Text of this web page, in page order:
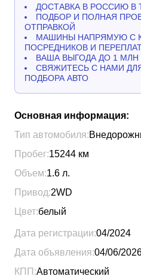
ДОСТАВКА В РОССИЮ В
ПОДБОР И ПОЛНАЯ
ОТПРАВКОЙ
МАШИНЫ НАПРЯМУЮ С
ПОСРЕДНИКОВ И
ВАША ВЫГОДА ДО 1 МЛН
СВЯЖИТЕСЬ С НАМИ
ПОДБОРА АВТО
Основная информация:
Тип автомобиля:
Пробег:15244 км
Объем:1.6 л.
Привод:2WD
Цвет:белый
Дата регистрации:04/2024
Дата объявления:04/06/
КПП:Автоматический